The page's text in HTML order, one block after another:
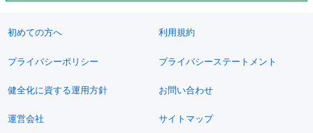
初めての方へ 利用規約
プライバシーポリシー プライバシーステートメント
健全化に資する運用方針 お問い合わせ
運営会社 サイトマップ